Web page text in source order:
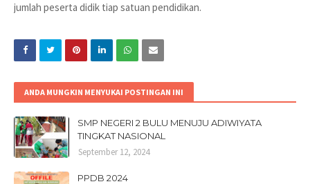
jumlah peserta didik tiap satuan pendidikan.
ANDA MUNGKIN MENYUKAI POSTINGAN INI
SMP NEGERI 2 BULU MENUJU ADIWIYATA
TINGKAT NASIONAL
September 12, 2024
PPDB 2024